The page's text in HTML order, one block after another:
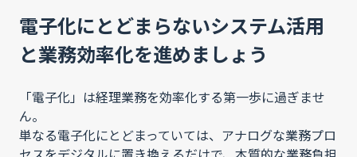
電子化にとどまらないシステム活用
と業務効率化を進めましょう
「電子化」は経理業務を効率化する第一歩に過ぎませ
ん。
単なる電子化にとどまっていては、アナログな業務プロ